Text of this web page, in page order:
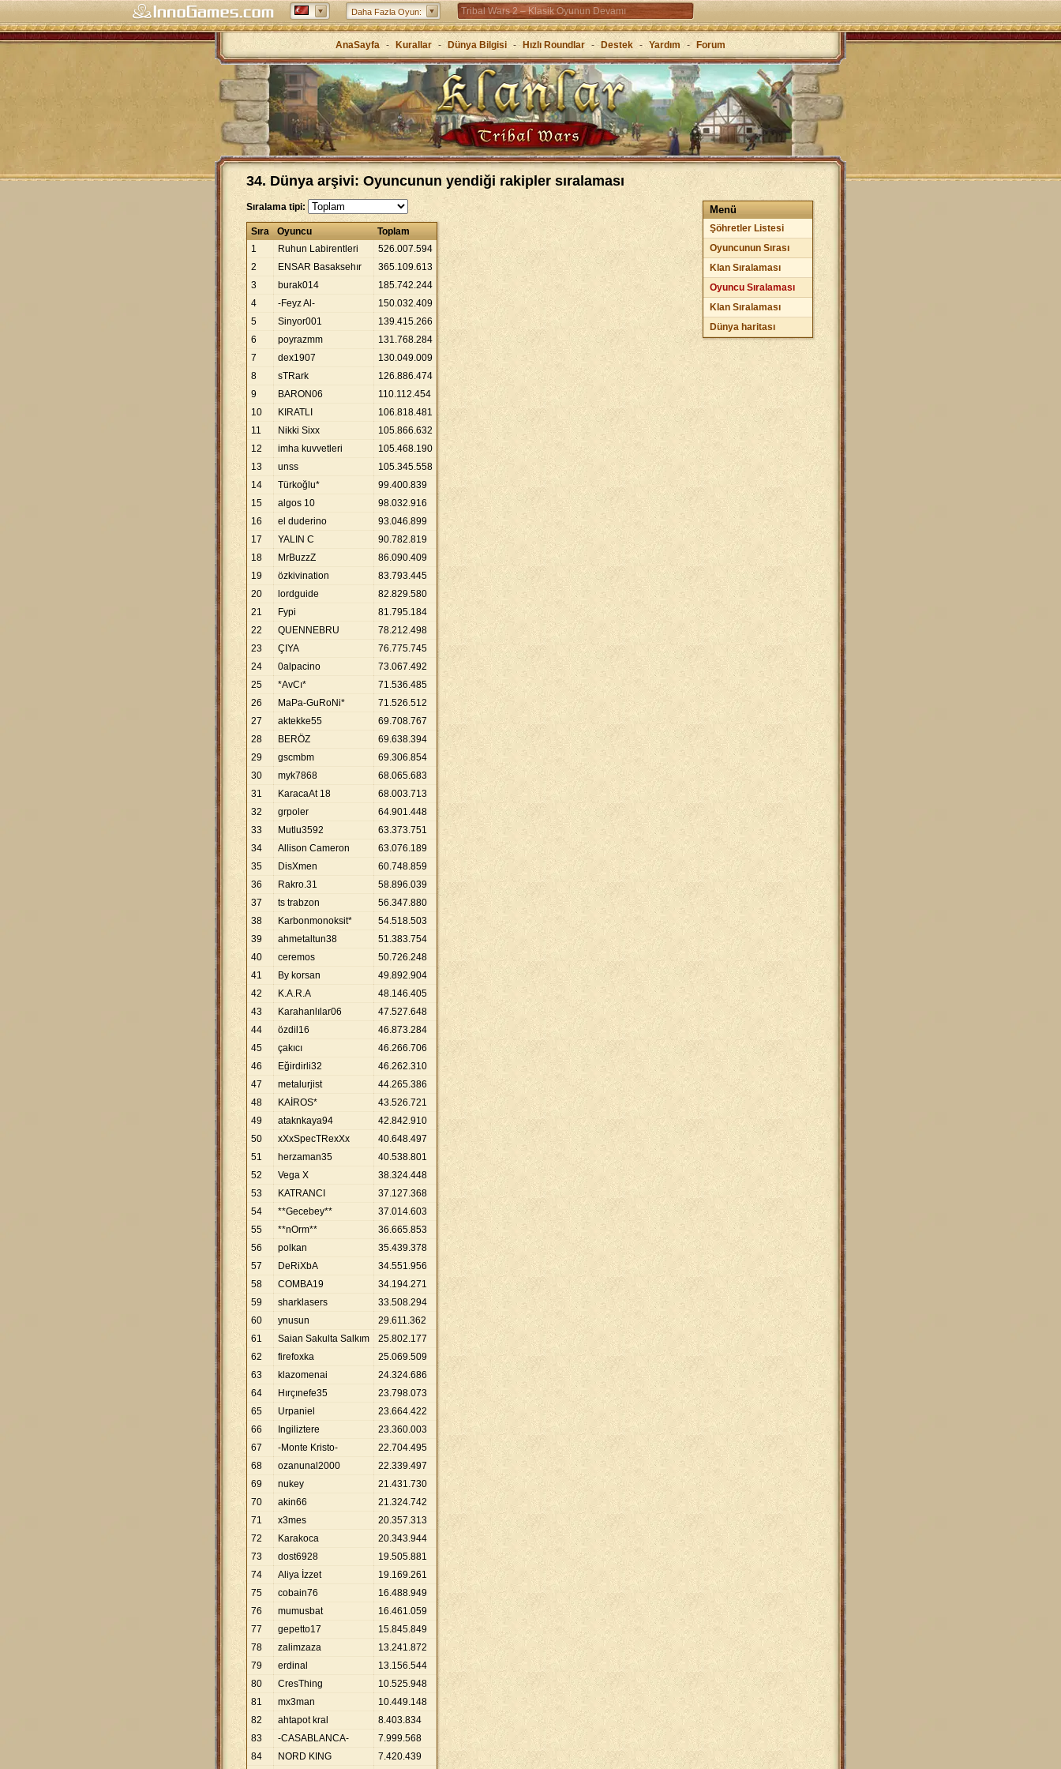
Daha Fazla Oyun: Tribal Wars 2 – Klasik Oyunun Devamı
Forge of Empires – Stratejiyle çağları atla
Grepolis – Antik Yunan’da krallığını kur
AnaSayfa - Kurallar - Dünya Bilgisi - Hızlı Roundlar - Destek - Yardım - Forum
34. Dünya arşivi: Oyuncunun yendiği rakipler sıralaması
Menü
Şöhretler Listesi
Oyuncunun Sırası
Klan Sıralaması
Oyuncu Sıralaması
Klan Sıralaması
Dünya haritası
Sıralama tipi:
Sıra Oyuncu
Toplam
1
Ruhun Labirentleri 526.007.594
2
ENSAR Basaksehır 365.109.613
3
burak014 185.742.244
4
-Feyz Al- 150.032.409
5
Sinyor001 139.415.266
6
poyrazmm 131.768.284
7
dex1907 130.049.009
8
sTRark 126.886.474
9
BARON06 110.112.454
10
KIRATLI 106.818.481
11
Nikki Sixx 105.866.632
12
imha kuvvetleri 105.468.190
13
unss 105.345.558
14
Türkoğlu* 99.400.839
15
algos 10 98.032.916
16
el duderino 93.046.899
17
YALIN C 90.782.819
18
MrBuzzZ 86.090.409
19
özkivination 83.793.445
20
lordguide 82.829.580
21
Fypi 81.795.184
22
QUENNEBRU 78.212.498
23
ÇIYA 76.775.745
24
0alpacino 73.067.492
25
*AvCı* 71.536.485
26
MaPa-GuRoNi* 71.526.512
27
aktekke55 69.708.767
28
BERÖZ 69.638.394
29
gscmbm 69.306.854
30
myk7868 68.065.683
31
KaracaAt 18 68.003.713
32
grpoler 64.901.448
33
Mutlu3592 63.373.751
34
Allison Cameron 63.076.189
35
DisXmen 60.748.859
36
Rakro.31 58.896.039
37
ts trabzon 56.347.880
38
Karbonmonoksit* 54.518.503
39
ahmetaltun38 51.383.754
40
ceremos 50.726.248
41
By korsan 49.892.904
42
K.A.R.A 48.146.405
43
Karahanlılar06 47.527.648
44
özdil16 46.873.284
45
çakıcı 46.266.706
46
Eğirdirli32 46.262.310
47
metalurjist 44.265.386
48
KAİROS* 43.526.721
49
ataknkaya94 42.842.910
50
xXxSpecTRexXx 40.648.497
51
herzaman35 40.538.801
52
Vega X 38.324.448
53
KATRANCI 37.127.368
54
**Gecebey** 37.014.603
55
**nOrm** 36.665.853
56
polkan 35.439.378
57
DeRiXbA 34.551.956
58
COMBA19 34.194.271
59
sharklasers 33.508.294
60
ynusun 29.611.362
61
Saian Sakulta Salkım 25.802.177
62
firefoxka 25.069.509
63
klazomenai 24.324.686
64
Hırçınefe35 23.798.073
65
Urpaniel 23.664.422
66
Ingiliztere 23.360.003
67
-Monte Kristo- 22.704.495
68
ozanunal2000 22.339.497
69
nukey 21.431.730
70
akin66 21.324.742
71
x3mes 20.357.313
72
Karakoca 20.343.944
73
dost6928 19.505.881
74
Aliya İzzet 19.169.261
75
cobain76 16.488.949
76
mumusbat 16.461.059
77
gepetto17 15.845.849
78
zalimzaza 13.241.872
79
erdinal 13.156.544
80
CresThing 10.525.948
81
mx3man 10.449.148
82
ahtapot kral 8.403.834
83
-CASABLANCA- 7.999.568
84
NORD KING 7.420.439